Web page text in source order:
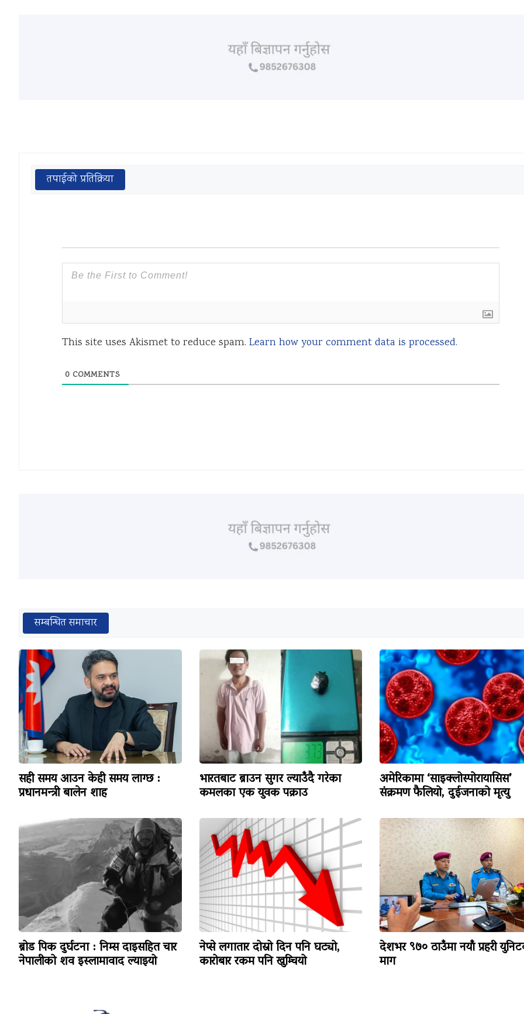
तपाईको प्रतिक्रिया
This site uses Akismet to reduce spam. Learn how your comment data is processed.
0 COMMENTS
सम्बन्धित समाचार
सही समय आउन केही समय लाग्छ :
प्रधानमन्त्री बालेन शाह
भारतबाट ब्राउन सुगर ल्याउँदै गरेका
कमलका एक युवक पक्राउ
अमेरिकामा ‘साइक्लोस्पोरायासिस’
संक्रमण फैलियो, दुईजनाको मृत्यु
ब्रोड पिक दुर्घटना : निम्स दाइसहित चार
नेपालीको शव इस्लामावाद ल्याइयो
नेप्से लगातार दोस्रो दिन पनि घट्यो,
कारोबार रकम पनि खुम्चियो
देशभर ९७० ठाउँमा नयाँ प्रहरी
माग